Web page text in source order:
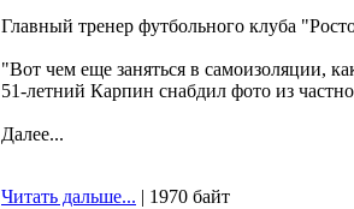
Главный тренер футбольного клуба
"Вот чем еще заняться в самоизоляции,
51-летний Карпин снабдил фото из
Далее...
Читать дальше... | 1970 байт